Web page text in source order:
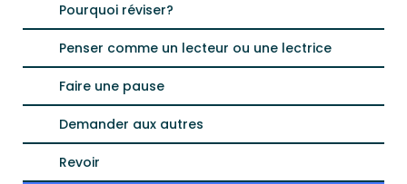
Pourquoi réviser?
Penser comme un lecteur ou une lectrice
Faire une pause
Demander aux autres
Revoir